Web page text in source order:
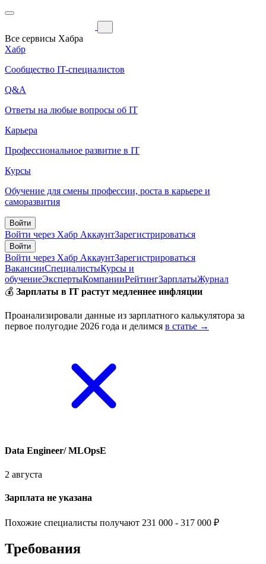
Все сервисы Хабра
Хабр
Сообщество IT-специалистов
Q&A
Ответы на любые вопросы об IT
Карьера
Профессиональное развитие в IT
Курсы
Обучение для смены профессии, роста в карьере и
саморазвития
Войти
Войти через Хабр АккаунтЗарегистрироваться
Войти
Войти через Хабр АккаунтЗарегистрироваться
ВакансииСпециалистыКурсы и
обучениеЭкспертыКомпанииРейтингЗарплатыЖурнал
💰 Зарплаты в IT растут медленнее инфляции
Проанализировали данные из зарплатного калькулятора за
первое полугодие 2026 года и делимся в статье →
Data Engineer/ MLOpsE
2 августа
Зарплата не указана
Похожие специалисты получают 231 000 - 317 000 ₽
Требования